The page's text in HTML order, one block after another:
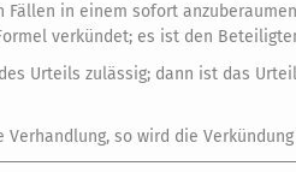
in einem sofort
verkündet; es ist den
Urteils zulässig; dann ist das
so wird die